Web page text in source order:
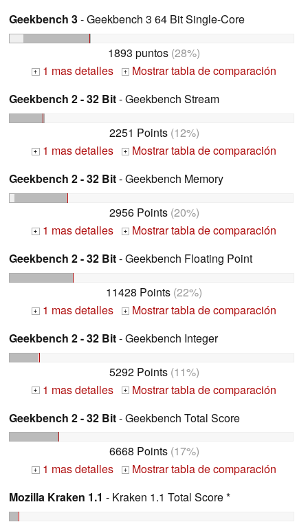
Geekbench 3- Geekbench 3 64 Bit Single-Core
1893 puntos (28%)
+ 1 mas detalles +
Mostrar tabla de comparación
Geekbench 2 - 32 Bit- Geekbench Stream
2251 Points(12%)
+ 1 mas detalles +
Mostrar tabla de comparación
Geekbench 2 - 32 Bit- Geekbench Memory
2956 Points(20%)
+ 1 mas detalles +
Mostrar tabla de comparación
Geekbench 2 - 32 Bit- Geekbench Floating Point
11428 Points (22%)
+ 1 mas detalles +
Mostrar tabla de comparación
Geekbench 2 - 32 Bit- Geekbench Integer
5292 Points(11%)
+ 1 mas detalles +
Mostrar tabla de comparación
Geekbench 2 - 32 Bit- Geekbench Total Score
6668 Points(17%)
+ 1 mas detalles +
Mostrar tabla de comparación
Mozilla Kraken 1.1 - Kraken 1.1 Total Score *